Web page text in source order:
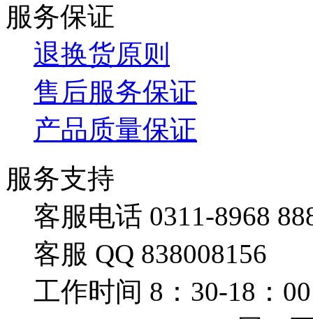
服务保证
退换货原则
售后服务保证
产品质量保证
服务支持
客服电话 0311-8968
客服 QQ 838008156
工作时间 8：30-18：00